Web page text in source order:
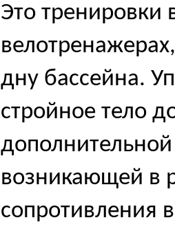
Это тренировки
дну бассейна.
стройное тело
дополнительной
возникающей в
сопротивления